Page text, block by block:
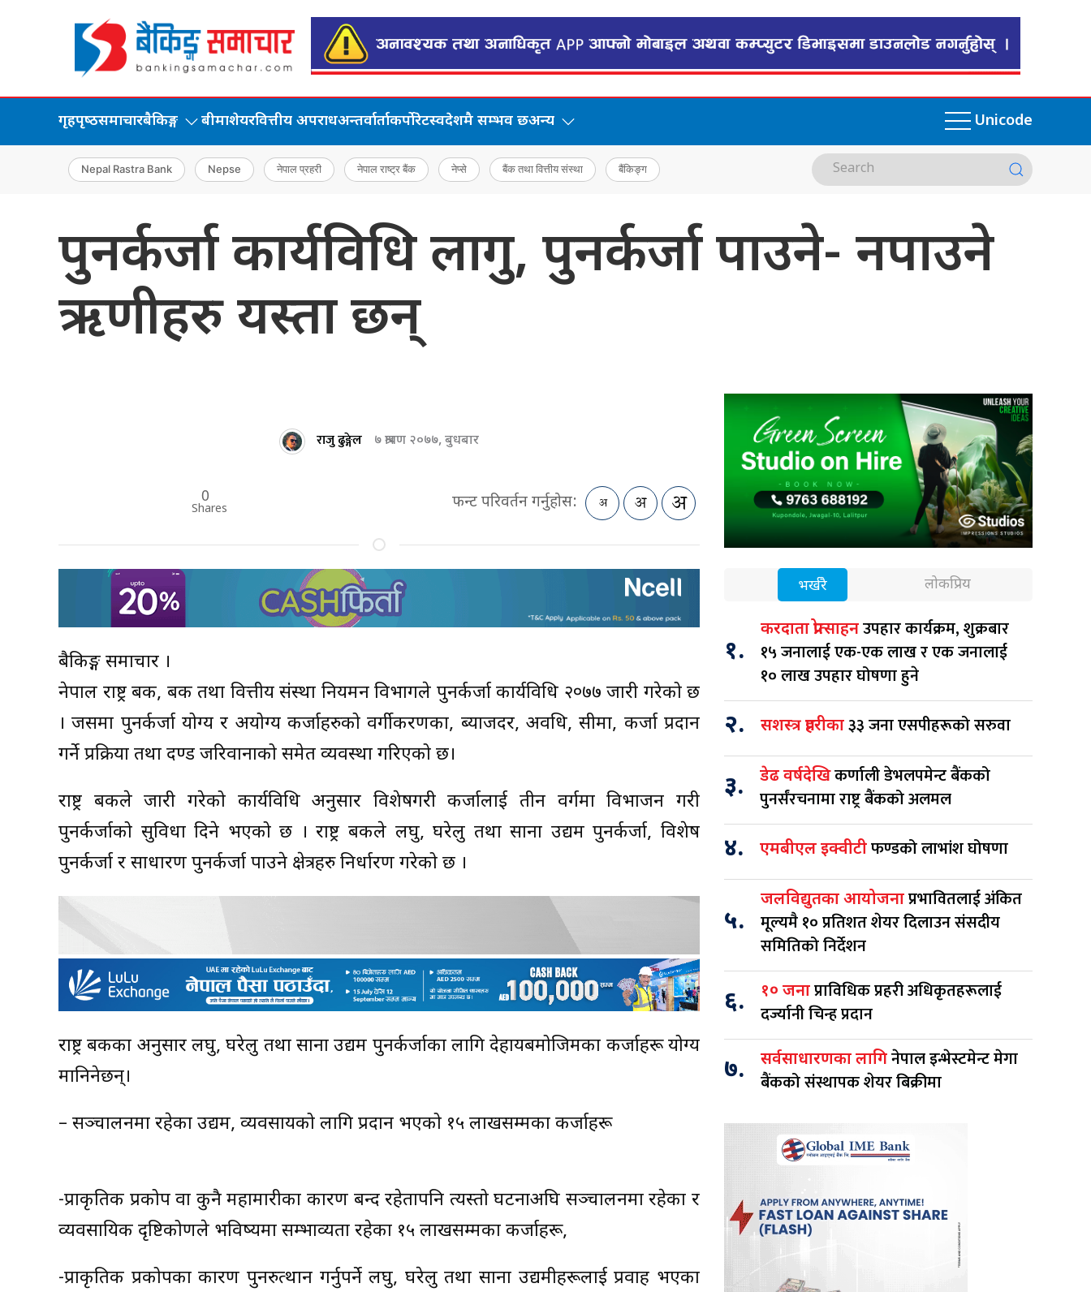
गृहपृष्‍ठसमाचारबैकिङ्ग बीमाशेयरवित्तीय अपराधअन्तर्वार्ताकर्पोरेटस्वदेशमै सम्भव छअन्य Unicode
Nepal Rastra Bank Nepse नेपाल प्रहरी नेपाल राष्ट्र बैंक नेप्से बैंक तथा वित्तीय संस्था बैंकिङ्ग
पुनर्कर्जा कार्यविधि लागु, पुनर्कर्जा पाउने- नपाउने
ऋणीहरु यस्ता छन्
राजु ढुङ्गेल ७ श्रावण २०७७, बुधबार
0
Shares फन्ट परिवर्तन गर्नुहोस:
बैकिङ्ग समाचार ।
नेपाल राष्ट्र बैंक, बैंक तथा वित्तीय संस्था नियमन विभागले पुनर्कर्जा कार्यविधि २०७७ जारी गरेको छ
। जसमा पुनर्कर्जा योग्य र अयोग्य कर्जाहरुको वर्गीकरणका, ब्याजदर, अवधि, सीमा, कर्जा प्रदान
गर्ने प्रक्रिया तथा दण्ड जरिवानाको समेत व्यवस्था गरिएको छ।
राष्ट्र बैंकले जारी गरेको कार्यविधि अनुसार विशेषगरी कर्जालाई तीन वर्गमा विभाजन गरी
पुनर्कर्जाको सुविधा दिने भएको छ । राष्ट्र बैंकले लघु, घरेलु तथा साना उद्यम पुनर्कर्जा, विशेष
पुनर्कर्जा र साधारण पुनर्कर्जा पाउने क्षेत्रहरु निर्धारण गरेको छ ।
राष्ट्र बैंकका अनुसार लघु, घरेलु तथा साना उद्यम पुनर्कर्जाका लागि देहायबमोजिमका कर्जाहरू योग्य
मानिनेछन्।
– सञ्चालनमा रहेका उद्यम, व्यवसायको लागि प्रदान भएको १५ लाखसम्मका कर्जाहरू
-प्राकृतिक प्रकोप वा कुनै महामारीका कारण बन्द रहेतापनि त्यस्तो घटनाअघि सञ्चालनमा रहेका र
व्यवसायिक दृष्टिकोणले भविष्यमा सम्भाव्यता रहेका १५ लाखसम्मका कर्जाहरू,
-प्राकृतिक प्रकोपका कारण पुनरुत्थान गर्नुपर्ने लघु, घरेलु तथा साना उद्यमीहरूलाई प्रवाह भएका
भर्खरै लोकप्रिय
१.
करदाता प्रोत्साहनउपहार कार्यक्रम, शुक्रबार
१५ जनालाई एक-एक लाख र एक जनालाई
१० लाख उपहार घोषणा हुने
२. सशस्त्र प्रहरीका३३ जना एसपीहरूको सरुवा
३. डेढ वर्षदेखिकर्णाली डेभलपमेन्ट बैंकको
पुनर्संरचनामा राष्ट्र बैंकको अलमल
४. एमबीएल इक्वीटीफण्डको लाभांश घोषणा
५.
जलविद्युतका आयोजनाप्रभावितलाई अंकित
मूल्यमै १० प्रतिशत शेयर दिलाउन संसदीय
समितिको निर्देशन
६. १० जनाप्राविधिक प्रहरी अधिकृतहरूलाई
दर्ज्यानी चिन्ह प्रदान
७. सर्वसाधारणका लागिनेपाल इन्भेस्टमेन्ट मेगा
बैंकको संस्थापक शेयर बिक्रीमा